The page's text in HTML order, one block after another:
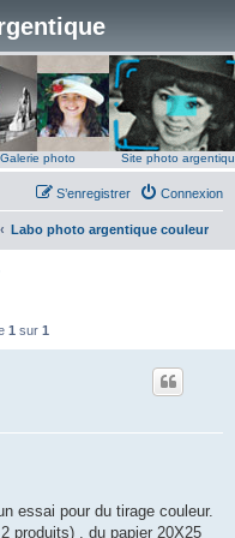
Galerie photo Site photo
Connexion
S’enregistrer
Labo photo argentique couleur
1 sur 1
essai pour du tirage couleur.
produits) , du papier 20X25